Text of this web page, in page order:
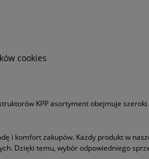
cookies
KPP asortyment obejmuje szeroki
i komfort zakupów. Każdy produkt w
Dzięki temu, wybór odpowiedniego